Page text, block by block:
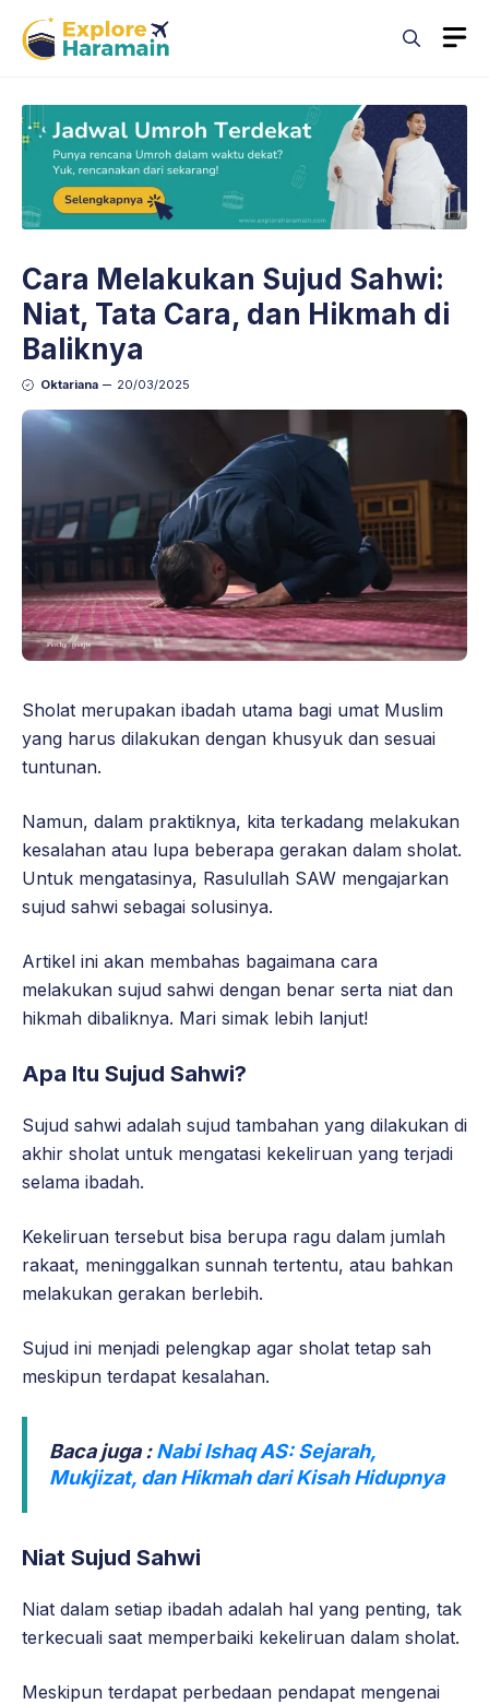
content
Cara Melakukan Sujud Sahwi:
Niat, Tata Cara, dan Hikmah di
Baliknya
Oktariana 20/03/2025
Sholat merupakan ibadah utama bagi umat Muslim
yang harus dilakukan dengan khusyuk dan sesuai
tuntunan.
Namun, dalam praktiknya, kita terkadang melakukan
kesalahan atau lupa beberapa gerakan dalam sholat.
Untuk mengatasinya, Rasulullah SAW mengajarkan
sujud sahwi sebagai solusinya.
Artikel ini akan membahas bagaimana cara
melakukan sujud sahwi dengan benar serta niat dan
hikmah dibaliknya. Mari simak lebih lanjut!
Apa Itu Sujud Sahwi?
Sujud sahwi adalah sujud tambahan yang dilakukan di
akhir sholat untuk mengatasi kekeliruan yang terjadi
selama ibadah.
Kekeliruan tersebut bisa berupa ragu dalam jumlah
rakaat, meninggalkan sunnah tertentu, atau bahkan
melakukan gerakan berlebih.
Sujud ini menjadi pelengkap agar sholat tetap sah
meskipun terdapat kesalahan.
Baca juga :Nabi Ishaq AS: Sejarah,
Mukjizat, dan Hikmah dari Kisah Hidupnya
Niat Sujud Sahwi
Niat dalam setiap ibadah adalah hal yang penting, tak
terkecuali saat memperbaiki kekeliruan dalam sholat.
Meskipun terdapat perbedaan pendapat mengenai